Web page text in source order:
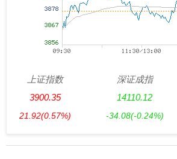
上证指数
3900.35
21.92(0.57%)
深证成指
14110.12
-34.08(-0.24%)